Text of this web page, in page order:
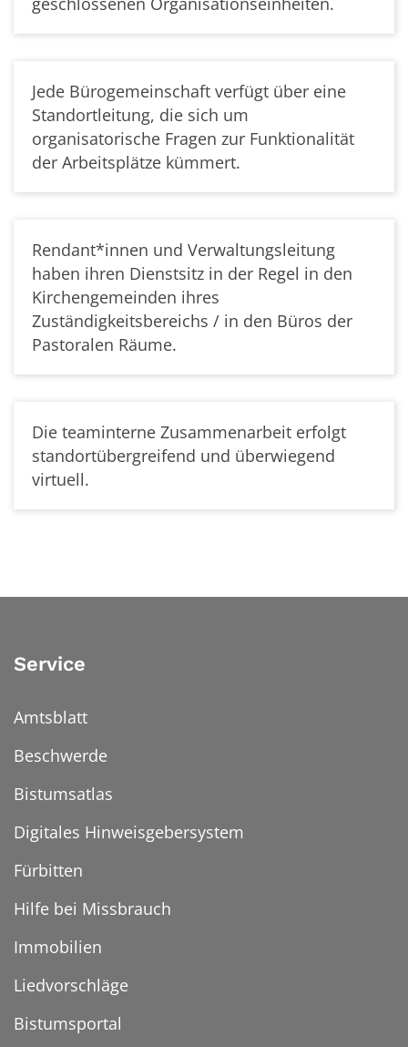
Jede Bürogemeinschaft verfügt über eine
Standortleitung, die sich um
organisatorische Fragen zur Funktionalität
der Arbeitsplätze kümmert.
Rendant*innen und Verwaltungsleitung
haben ihren Dienstsitz in der Regel in den
Kirchengemeinden ihres
Zuständigkeitsbereichs / in den Büros der
Pastoralen Räume.
Die teaminterne Zusammenarbeit erfolgt
standortübergreifend und überwiegend
virtuell.
Service
Amtsblatt
Beschwerde
Bistumsatlas
Digitales Hinweisgebersystem
Fürbitten
Hilfe bei Missbrauch
Immobilien
Liedvorschläge
Bistumsportal